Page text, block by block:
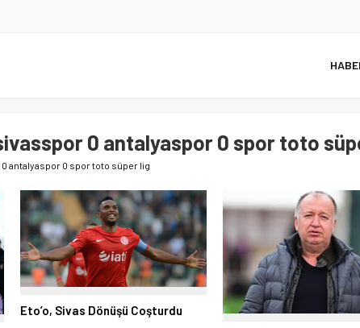
0 antalyaspor 0 spor toto
antalyaspor 0 spor toto süper lig
Eto’o, Sivas Dönüşü Coşturdu